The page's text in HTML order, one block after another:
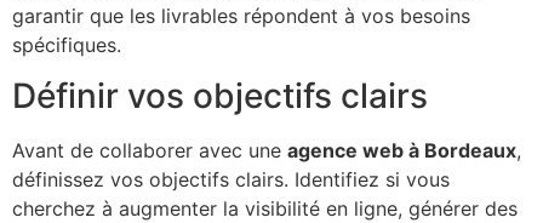
garantir que les livrables répondent à vos besoins
spécifiques.
Définir vos objectifs clairs
Avant de collaborer avec une agence web à Bordeaux,
définissez vos objectifs clairs. Identifiez si vous
cherchez à augmenter la visibilité en ligne, générer des